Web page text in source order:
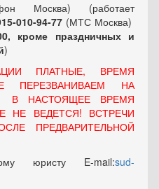
Москва) (работает
010-94-77 (МТС Москва)
кроме праздничных и
)
ПЛАТНЫЕ, ВРЕМЯ
НА
В НАСТОЯЩЕЕ ВРЕМЯ
ВЕДЕТСЯ! ВСТРЕЧИ
ПРЕДВАРИТЕЛЬНОЙ
юристу E-mail:sud-